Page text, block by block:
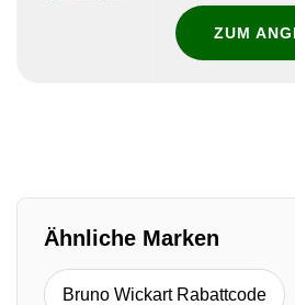
ZUM
Ähnliche Marken
Bruno Wickart Rabattcode